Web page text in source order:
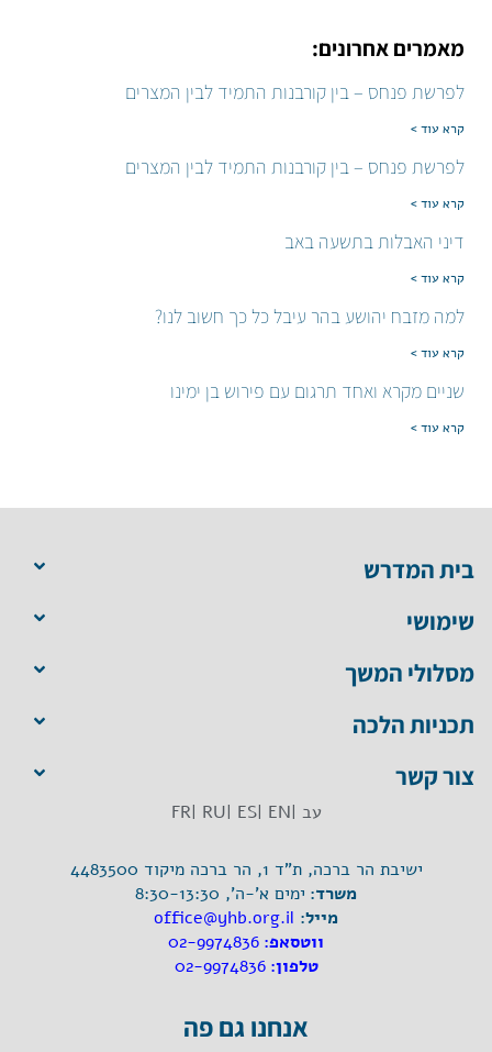
מאמרים אחרונים:
לפרשת פנחס – בין קורבנות התמיד לבין המצרים
קרא עוד >
לפרשת פנחס – בין קורבנות התמיד לבין המצרים
קרא עוד >
דיני האבלות בתשעה באב
קרא עוד >
למה מזבח יהושע בהר עיבל כל כך חשוב לנו?
קרא עוד >
שניים מקרא ואחד תרגום עם פירוש בן ימינו
קרא עוד >
בית המדרש
שימושי
מסלולי המשך
תכניות הלכה
צור קשר
עב |EN |
ES |
RU |
FR
ישיבת הר ברכה, ת"ד 1, הר ברכה מיקוד 4483500
משרד: ימים א'-ה', 8:30-13:30
מייל: office@yhb.org.il
ווטסאפ: 02-9974836
טלפון:02-9974836
אנחנו גם פה